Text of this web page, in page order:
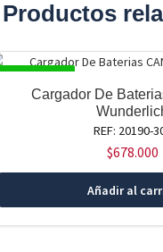
Productos
DISPONIBLE
Cargador De
REF: 20190-
$678.000
Añadir al